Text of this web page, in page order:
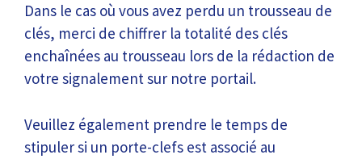
Dans le cas où vous avez perdu un trousseau de
clés, merci de chiffrer la totalité des clés
enchaînées au trousseau lors de la rédaction de
votre signalement sur notre portail.
Veuillez également prendre le temps de
stipuler si un porte-clefs est associé au